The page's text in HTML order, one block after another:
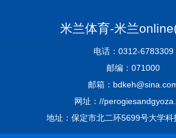
米兰体育-米兰
电话：0312-6783309
邮编：071000
邮箱：
网址：//
地址：保定市北二环5699号大学